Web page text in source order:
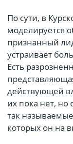
По сути, в
моделируется
признанный
устраивает
Есть
действующей
их пока нет, но
так
которых он на